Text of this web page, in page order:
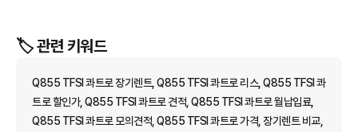
🏷️ 관련 키워드
Q855 TFSI 콰트로 장기렌트, Q855 TFSI 콰트로 리스, Q855 TFSI 콰
트로 할인가, Q855 TFSI 콰트로 견적, Q855 TFSI 콰트로 월납입료,
Q855 TFSI 콰트로 모의견적, Q855 TFSI 콰트로 가격, 장기렌트 비교,